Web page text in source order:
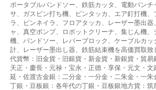
ポータブルバンドソー、鉄筋カッタ、電動パンチ
サ、ガスピン打ち機、ピンタッカ、エア釘打機、
ラ、ピンネイラ、フロアタッカ、レーザー墨出器
ャ、真空ポンプ、ロボットクリーナ、集じん機
機、バンドソー、レバーブロック、ケーブルカッ
計、レーザー墨出し器、鉄筋結束機を高価買取致
代貨幣：旧金貨・旧銀貨・新金貨・新銀貨・貿易
天正・慶長・元禄・宝永・正徳・享保・元文・
延・佐渡古金銀：二分金・一分金・二朱金・一朱
丁銀・豆板銀：各年代の丁銀・豆板銀地方貨：筑